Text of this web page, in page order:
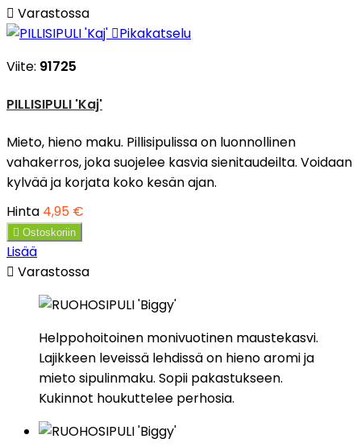
 Varastossa
Pikakatselu
Viite: 91725
PILLISIPULI 'Kaj'
Mieto, hieno maku. Pillisipulissa on luonnollinen
vahakerros, joka suojelee kasvia sienitaudeilta. Voidaan
kylvää ja korjata koko kesän ajan.
Hinta 4,95 €
 Ostoskoriin
Lisää
 Varastossa
Helppohoitoinen monivuotinen maustekasvi.
Lajikkeen leveissä lehdissä on hieno aromi ja
mieto sipulinmaku. Sopii pakastukseen.
Kukinnot houkuttelee perhosia.